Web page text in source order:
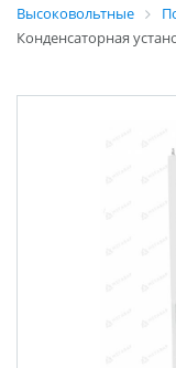
Высоковольтные
Конденсаторная